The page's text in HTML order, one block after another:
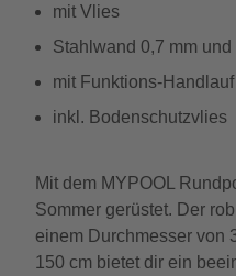
mit Vlies
Stahlwand 0,7 mm
mit Funktions-Handlauf
inkl. Bodenschutzvlies
Mit dem MYPOOL
Sommer gerüstet. Der
einem Durchmesser von
150 cm bietet dir ein